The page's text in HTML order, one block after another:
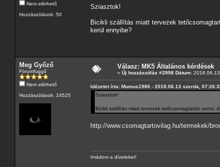
Nem elérhető
Hozzászólások: 50
Sziasztok!
Bicikli szállítás miatt tervezek
kerül ennyibe?
Meg Győző
Fórumfüggő
Nem elérhető
Hozzászólások: 24525
Válasz: MK5 Általános kérdések
« Új hozzászólás #2998 Dátum:
Idézetet írta: Mumus1986 - 2018.06.13 szerda,
Sziasztok!
Bicikli szállítás miatt tervezek tetőcsomagtartót venni,
http://www.csomagtartovilag.hu/termekek/
Imádom a dízeleket!